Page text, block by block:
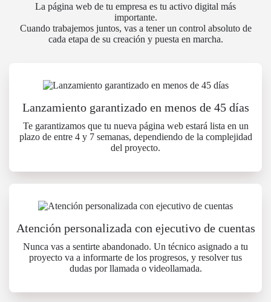
La página web de tu empresa es tu activo digital más
importante.
Cuando trabajemos juntos, vas a tener un control absoluto de
cada etapa de su creación y puesta en marcha.
Lanzamiento garantizado en menos de 45 días
Te garantizamos que tu nueva página web estará lista en un
plazo de entre 4 y 7 semanas, dependiendo de la complejidad
del proyecto.
Atención personalizada con ejecutivo de cuentas
Nunca vas a sentirte abandonado. Un técnico asignado a tu
proyecto va a informarte de los progresos, y resolver tus
dudas por llamada o videollamada.